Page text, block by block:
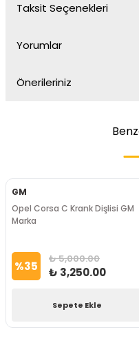
Taksit Seçenekleri
Yorumlar
Önerileriniz
GM
Opel Corsa C Krank Dişlisi GM
Marka
%35 ₺ 5,000.00
₺ 3,250.00
Sepete Ekle